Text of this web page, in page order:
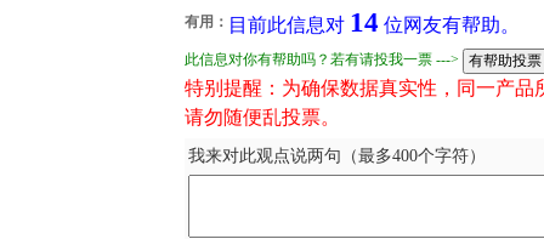
有用： 目前此信息对 14 位网友有帮助。
此信息对你有帮助吗？若有请投我一票 --->
特别提醒：为确保数据真实性，同一产
请勿随便乱投票。
我来对此观点说两句（最多400个字符）